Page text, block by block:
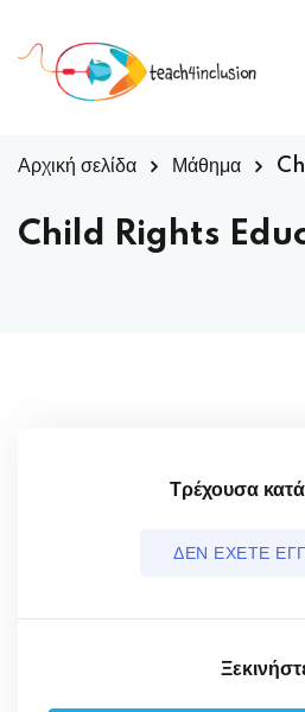
Αρχική σελίδα Μάθημα
Child Rights
Τρέχουσα
ΔΕΝ ΕΧΕΤΕ
Δεν έχετε